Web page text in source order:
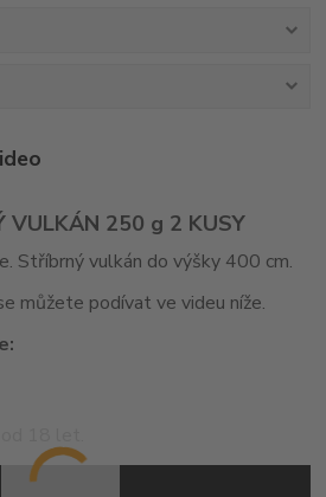
VULKÁN 250 g 2 KUSY
Stříbrný vulkán do výšky 400 cm.
můžete podívat ve videu níže.
18 let.